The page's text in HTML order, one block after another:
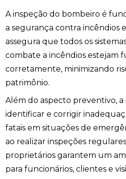
A inspeção do bombeiro é
a segurança contra incêndios
assegura que todos os
combate a incêndios estejam
corretamente, minimizando
patrimônio.
Além do aspecto preventivo, a
identificar e corrigir
fatais em situações de
ao realizar inspeções
proprietários garantem um
para funcionários, clientes e